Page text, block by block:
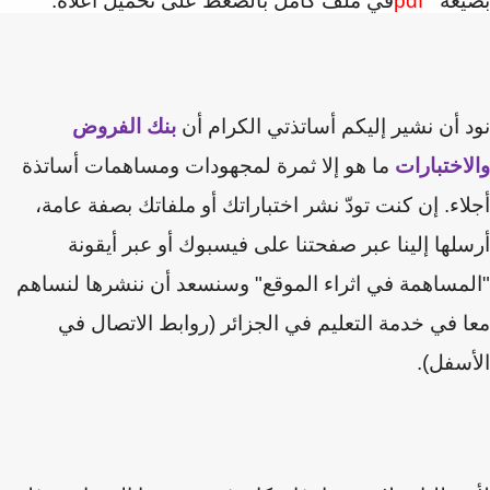
أن نشير إليكم أساتذتي الكرام أن بنك الفروض
ما هو إلا ثمرة لمجهودات ومساهمات أساتذة
إن كنت تودّ نشر اختباراتك أو ملفاتك بصفة عامة،
إلينا عبر صفحتنا على فيسبوك أو عبر أيقونة
في اثراء الموقع" وسنسعد أن ننشرها لنساهم
في خدمة التعليم في الجزائر (روابط الاتصال في